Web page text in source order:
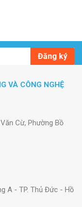
Đăng ký
VÀ CÔNG NGHỆ
Cừ, Phường Bồ
A - TP. Thủ Đức - Hồ